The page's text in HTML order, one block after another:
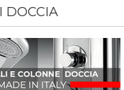
DOCCIA